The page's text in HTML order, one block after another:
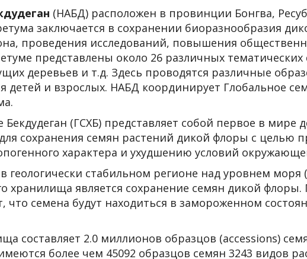
(НАБД) расположен в провинции Бонгва,
заключается в сохранении биоразнообразия
проведения исследований, повышения
представлены около 26 различных
деревьев и т.д. Здесь проводятся различные
детей и взрослых. НАБД координирует Глобальное
(ГСХБ) представляет собой первое в мире
сохранения семян растений дикой флоры с целью
характера и ухудшению условий
геологически стабильном регионе над уровнем
хранилища является сохранение семян дикой
что семена будут находиться в замороженном
составляет 2.0 миллионов образцов (accessions)
более чем 45092 образцов семян 3243 видов